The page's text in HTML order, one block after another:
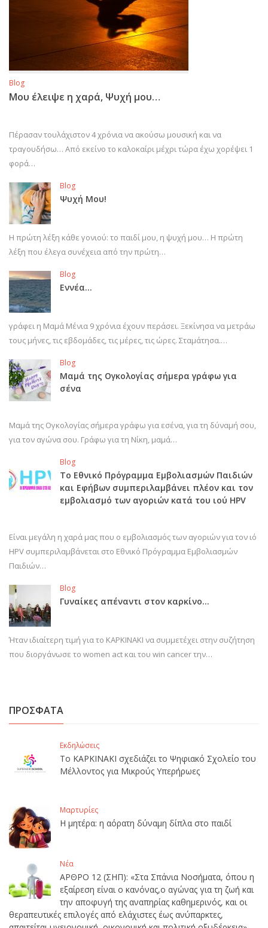
Blog
Μου έλειψε η χαρά, Ψυχή μου…
Πέρασαν τουλάχιστον 4 χρόνια να ακούσω μουσική και να
τραγουδήσω… Από εκείνο το καλοκαίρι μέχρι τώρα έχω χορέψει 1
φορά…
Blog
Ψυχή Μου!
Η πρώτη λέξη κάθε γονιού: το παιδί μου, η ψυχή μου… Η πρώτη
λέξη που έλεγα συνέχεια από την πρώτη…
Blog
Εννέα…
γράφει η Μαμά Μένια 9 χρόνια έχουν περάσει. Ξεκίνησα να μετράω
τους μήνες, τις εβδομάδες, τις μέρες, τις ώρες. Σταμάτησα.…
Blog
Μαμά της Ογκολογίας σήμερα γράφω για
σένα
Μαμά της Ογκολογίας σήμερα γράφω για εσένα, για τη δύναμή σου,
για τον αγώνα σου. Γράφω για τη Νίκη, μαμά…
Blog
Το Εθνικό Πρόγραμμα Εμβολιασμών Παιδιών
και Εφήβων συμπεριλαμβάνει πλέον και τον
εμβολιασμό των αγοριών κατά του ιού HPV
Είναι μεγάλη η χαρά μας που ο εμβολιασμός των αγοριών για τον ιό
HPV συμπεριλαμβάνεται στο Εθνικό Πρόγραμμα Εμβολιασμών
Παιδιών…
Blog
Γυναίκες απέναντι στον καρκίνο…
Ήταν ιδιαίτερη τιμή για το ΚΑΡΚΙΝΑΚΙ να συμμετέχει στην συζήτηση
που διοργάνωσε το women act και του win cancer την…
ΠΡΟΣΦΑΤΑ
Εκδηλώσεις
Το ΚΑΡΚΙΝΑΚΙ σχεδιάζει το Ψηφιακό Σχολείο του
Μέλλοντος για Μικρούς Υπερήρωες
Μαρτυρίες
Η μητέρα: η αόρατη δύναμη δίπλα στο παιδί
Νέα
ΑΡΘΡΟ 12 (ΣΗΠ): «Στα Σπάνια Νοσήματα, όπου η
εξαίρεση είναι ο κανόνας,ο αγώνας για τη ζωή και
την αποφυγή της αναπηρίας καθημερινός, και οι
θεραπευτικές επιλογές από ελάχιστες έως ανύπαρκτες,